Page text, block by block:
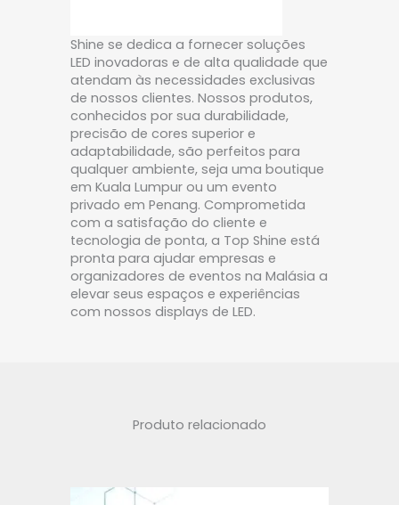
Shine se dedica a fornecer soluções
LED inovadoras e de alta qualidade que
atendam às necessidades exclusivas
de nossos clientes. Nossos produtos,
conhecidos por sua durabilidade,
precisão de cores superior e
adaptabilidade, são perfeitos para
qualquer ambiente, seja uma boutique
em Kuala Lumpur ou um evento
privado em Penang. Comprometida
com a satisfação do cliente e
tecnologia de ponta, a Top Shine está
pronta para ajudar empresas e
organizadores de eventos na Malásia a
elevar seus espaços e experiências
com nossos displays de LED.
Produto relacionado